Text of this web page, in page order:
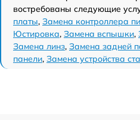
востребованы следующие
платы, Замена контроллера
Юстировка, Замена вспышки,
Замена линз, Замена задней
панели, Замена устройства